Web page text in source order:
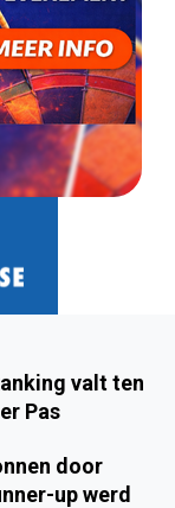
valt ten
Pas
door
up werd